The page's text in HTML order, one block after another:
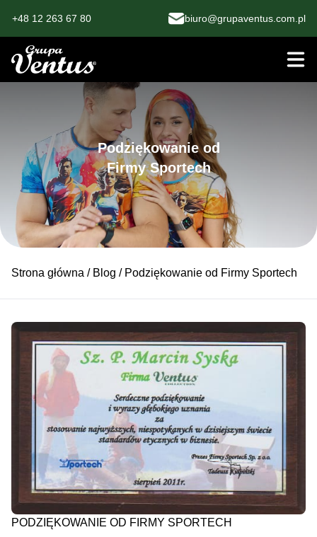
+48 12 263 67 80 biuro@grupaventus.com.pl
Podziękowanie od
Firmy Sportech
Strona główna / Blog / Podziękowanie od Firmy Sportech
PODZIĘKOWANIE OD FIRMY SPORTECH